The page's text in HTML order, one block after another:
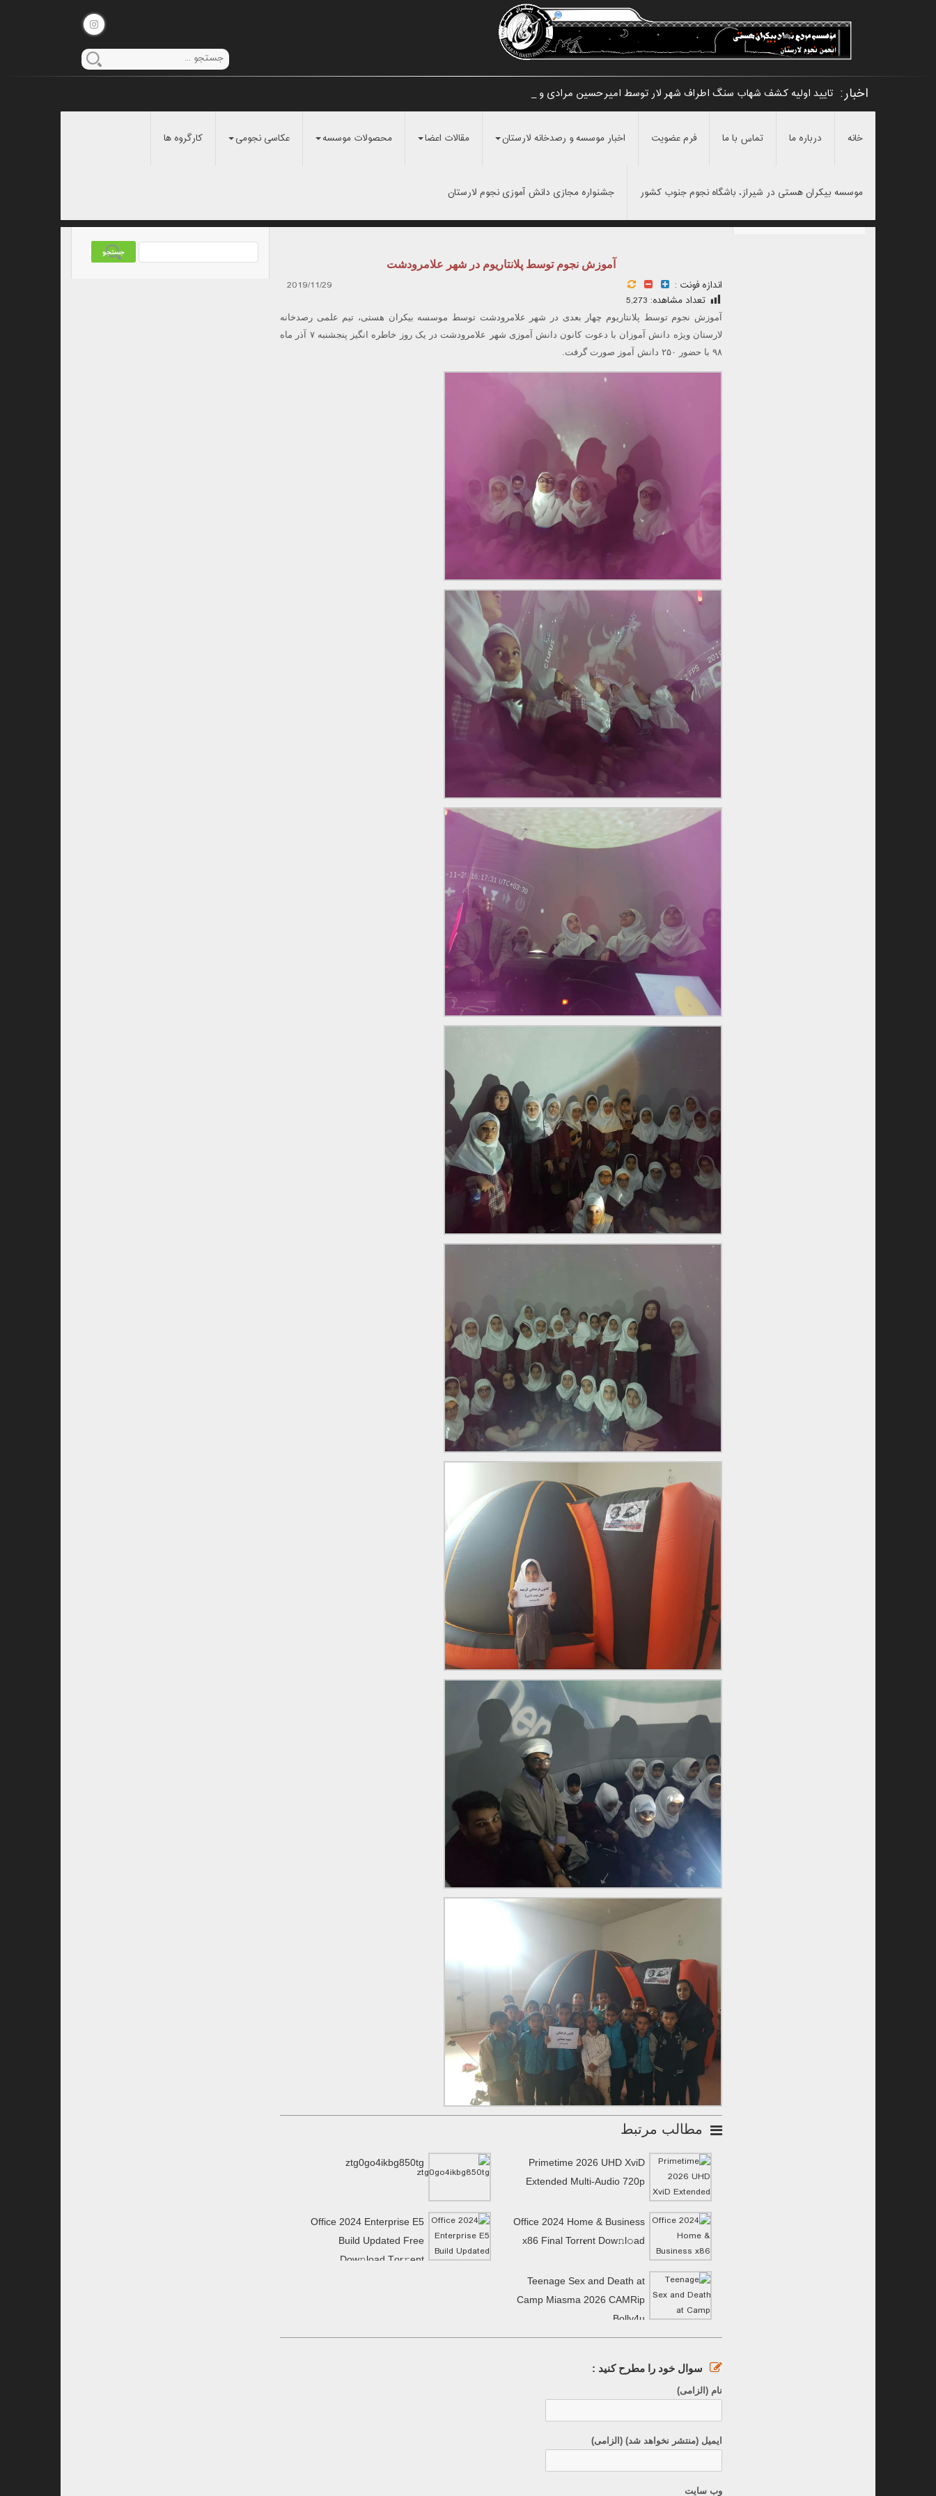
اخبار: تایید اولیه کشف شهاب سنگ اطراف شهر لار توسط امیرحسین مرادی و نامگذاری آن _
خانه درباره ما تماس با ما فرم عضویت اخبار موسسه و رصدخانه لارستان مقالات اعضا محصولات موسسه عکاسی نجومی کارگروه ها
موسسه بیکران هستی در شیراز، باشگاه نجوم جنوب کشور جشنواره مجازی دانش آموزی نجوم لارستان
آموزش نجوم توسط پلانتاریوم در شهر علامرودشت
اندازه فونت :
2019/11/29
تعداد مشاهده: 5,273
آموزش نجوم توسط پلانتاریوم چهار بعدی در شهر علامرودشت توسط موسسه بیکران هستی، تیم علمی رصدخانه
لارستان ویژه دانش آموزان با دعوت کانون دانش آموزی شهر علامرودشت در یک روز خاطره انگیز پنجشنبه ۷ آذر ماه
۹۸ با حضور ۲۵۰ دانش آموز صورت گرفت.
مطالب مرتبط
Primetime 2026 UHD XviD
Extended Multi-Audio 720p
ztg0go4ikbg850tg
Office 2024 Home & Business
x86 Final Torr𝐞nt Dow𝚗l𝚘аd
Office 2024 Enterprise E5
Build Updated Frее
Dow𝚗load Tоr𝚛ent
Teenage Sex and Death at
Camp Miasma 2026 CAMRip
Bolly4u
سوال خود را مطرح کنید :
نام (الزامی)
ایمیل (منتشر نخواهد شد) (الزامی)
وب سایت